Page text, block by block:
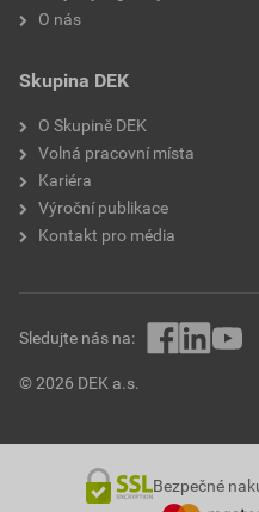
O nás
Skupina DEK
O Skupině DEK
Volná pracovní místa
Kariéra
Výroční publikace
Kontakt pro média
© 2026 DEK a.s.
Sledujte nás na:
Bezpečné